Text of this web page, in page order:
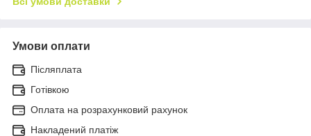
Умови оплати
Післяплата
Готівкою
Оплата на розрахунковий рахунок
Накладений платіж